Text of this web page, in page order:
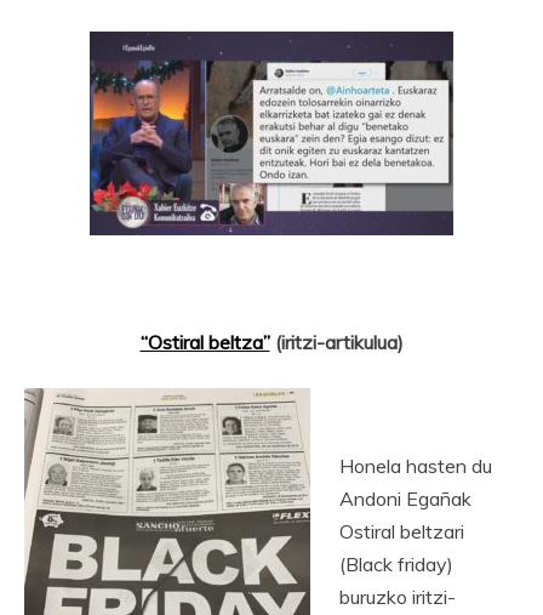
“Ostiral beltza”(iritzi-artikulua)
Honela hasten du
Andoni Egañak
Ostiral beltzari
(Black friday)
buruzko iritzi-